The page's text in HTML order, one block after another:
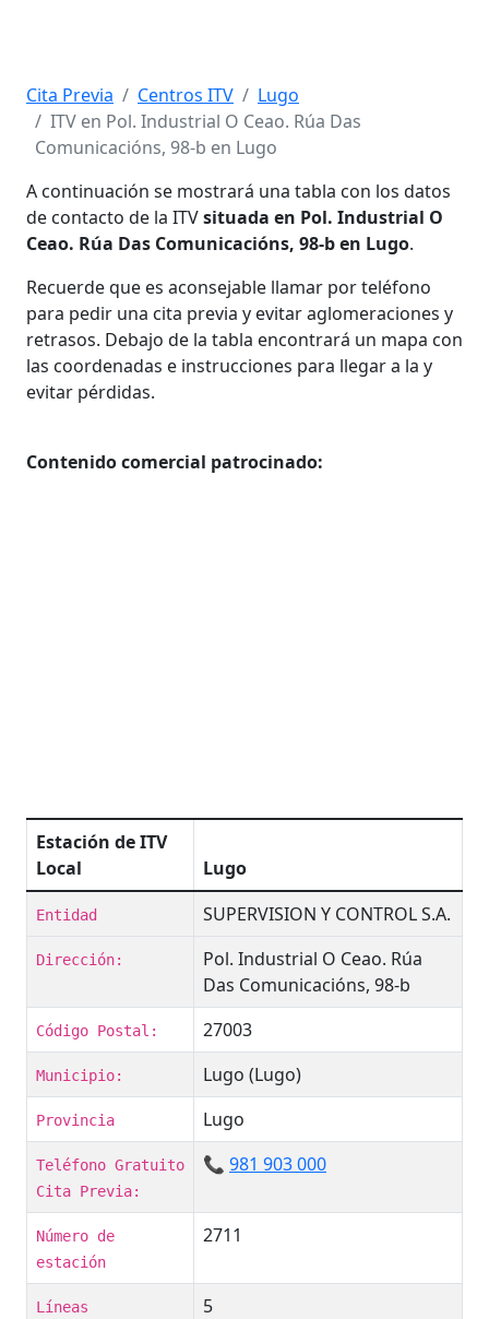
Cita Previa Centros ITV
Lugo
ITV en Pol. Industrial O Ceao. Rúa Das
Comunicacións, 98-b en Lugo
A continuación se mostrará una tabla con los datos
de contacto de la ITVsituada en Pol. Industrial O
Ceao. Rúa Das Comunicacións, 98-b en Lugo.
Recuerde que es aconsejable llamar por teléfono
para pedir una cita previa y evitar aglomeraciones y
retrasos. Debajo de la tabla encontrará un mapa con
las coordenadas e instrucciones para llegar a la y
evitar pérdidas.
Contenido comercial patrocinado:
Estación de ITV
Local
Lugo
Entidad SUPERVISION Y CONTROL S.A.
Dirección:
Pol. Industrial O Ceao. Rúa
Das Comunicacións, 98-b
Código Postal: 27003
Municipio: Lugo (Lugo)
Provincia Lugo
Teléfono Gratuito
Cita Previa:
📞 981 903 000
Número de
estación
2711
Líneas 5